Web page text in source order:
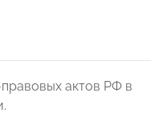
актов РФ в